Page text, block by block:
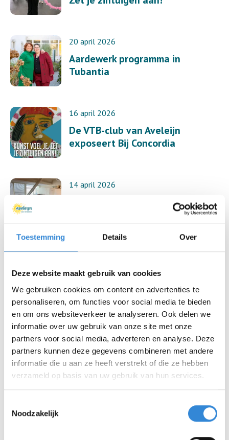
Toestemming Details Over
Deze website maakt gebruik van cookies
We gebruiken cookies om content en advertenties te
personaliseren, om functies voor social media te bieden
en om ons websiteverkeer te analyseren. Ook delen we
informatie over uw gebruik van onze site met onze
partners voor social media, adverteren en analyse. Deze
partners kunnen deze gegevens combineren met andere
informatie die u aan ze heeft verstrekt of die ze hebben
verzameld op basis van uw gebruik van hun services.
Noodzakelijk
Aardewerk programma in
Tubantia
20 april 2026
De VTB-club van Aveleijn
exposeert Bij Concordia
16 april 2026
Kinderraad Tubbergen op bezoek
14 april 2026
Leerlingen Anna van Buren-
school zamelen geld in voor
Aveleijn Roombeek
Ontmoeting met paard Wessel
10 april 2026
Wijzigingen in de Raad van